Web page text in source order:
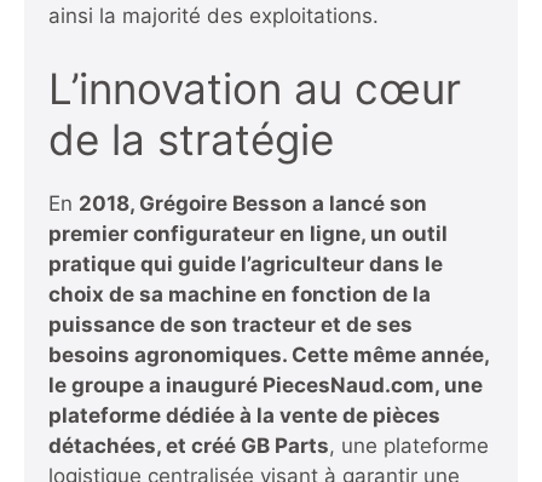
ainsi la majorité des exploitations.
L’innovation au cœur
de la stratégie
En 2018, Grégoire Besson a lancé son
premier configurateur en ligne, un outil
pratique qui guide l’agriculteur dans le
choix de sa machine en fonction de la
puissance de son tracteur et de ses
besoins agronomiques. Cette même année,
le groupe a inauguré PiecesNaud.com, une
plateforme dédiée à la vente de pièces
détachées, et créé GB Parts, une plateforme
logistique centralisée visant à garantir une